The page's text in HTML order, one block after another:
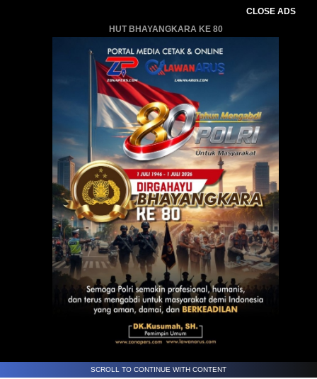
CLOSE ADS
HUT BHAYANGKARA KE 80
SCROLL TO CONTINUE WITH CONTENT